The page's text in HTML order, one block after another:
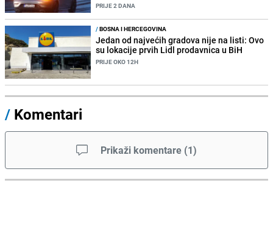
PRIJE 2 DANA
/BOSNA I HERCEGOVINA
Jedan od najvećih gradova nije na listi: Ovo
su lokacije prvih Lidl prodavnica u BiH
PRIJE OKO 12H
/ Komentari
Prikaži komentare (1)